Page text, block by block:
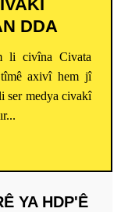
DDA
li civîna Civata
axivî hem jî
ser medya civakî
YA HDP'Ê